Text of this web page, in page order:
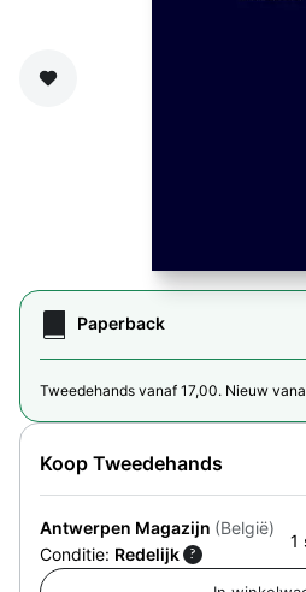
Paperback
Tweedehands vanaf 17,00. Nieuw
Koop Tweedehands
Antwerpen Magazijn (België)
Conditie: Redelijk ?
1